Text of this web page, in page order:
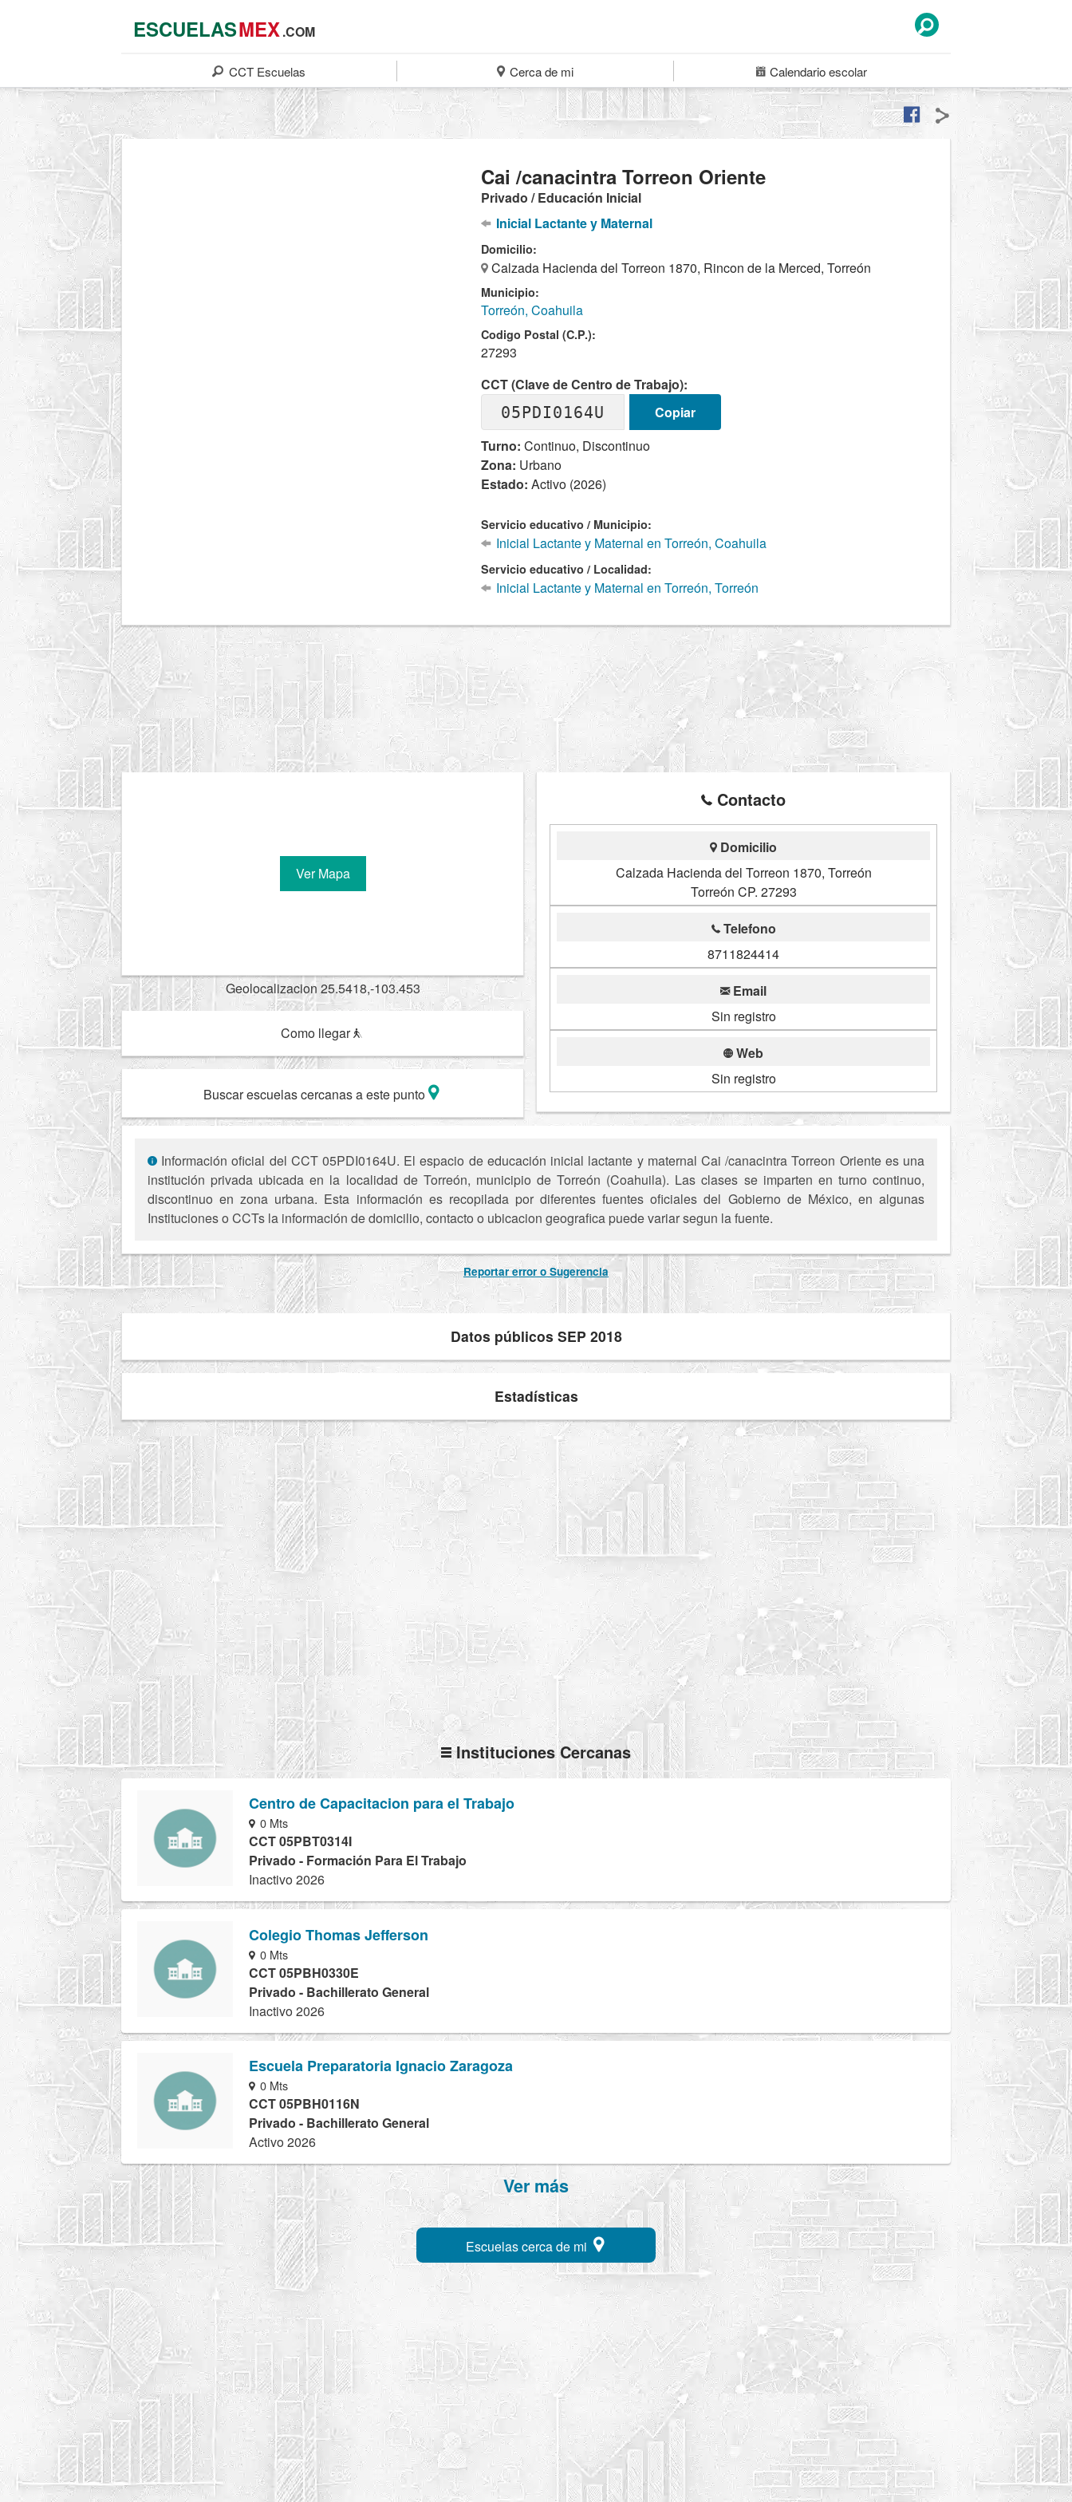
ESCUELASMEX.COM
CCT Escuelas Cerca de mi Calendarioescolar
Cai /canacintra Torreon Oriente
Privado / Educación Inicial
Inicial Lactante y Maternal
Domicilio:
Calzada Hacienda del Torreon 1870, Rincon de la Merced, Torreón
Municipio:
Torreón, Coahuila
Codigo Postal (C.P.):
27293
CCT (Clave de Centro de Trabajo):
05PDI0164U
Copiar
Turno: Continuo, Discontinuo
Zona: Urbano
Estado: Activo (2026)
Servicio educativo / Municipio:
Inicial Lactante y Maternal en Torreón, Coahuila
Servicio educativo / Localidad:
Inicial Lactante y Maternal en Torreón, Torreón
Ver Mapa
Geolocalizacion 25.5418,-103.453
Como llegar
Buscar escuelas cercanas a este punto
Contacto
Domicilio
Calzada Hacienda del Torreon 1870, Torreón
Torreón CP. 27293
Telefono
8711824414
Email
Sin registro
Web
Sin registro
Información oficial del CCT 05PDI0164U. El espacio de educación inicial lactante y maternal Cai /canacintra Torreon Oriente es una
institución privada ubicada en la localidad de Torreón, municipio de Torreón (Coahuila). Las clases se imparten en turno continuo,
discontinuo en zona urbana. Esta información es recopilada por diferentes fuentes oficiales del Gobierno de México, en algunas
Instituciones o CCTs la información de domicilio, contacto o ubicacion geografica puede variar segun la fuente.
Reportar error o Sugerencia
Datos públicos SEP 2018
Estadísticas
Instituciones Cercanas
Centro de Capacitacion para el Trabajo
0 Mts
CCT 05PBT0314I
Privado - Formación Para El Trabajo
Inactivo 2026
Colegio Thomas Jefferson
0 Mts
CCT 05PBH0330E
Privado - Bachillerato General
Inactivo 2026
Escuela Preparatoria Ignacio Zaragoza
0 Mts
CCT 05PBH0116N
Privado - Bachillerato General
Activo 2026
Ver más
Escuelas cerca de mi